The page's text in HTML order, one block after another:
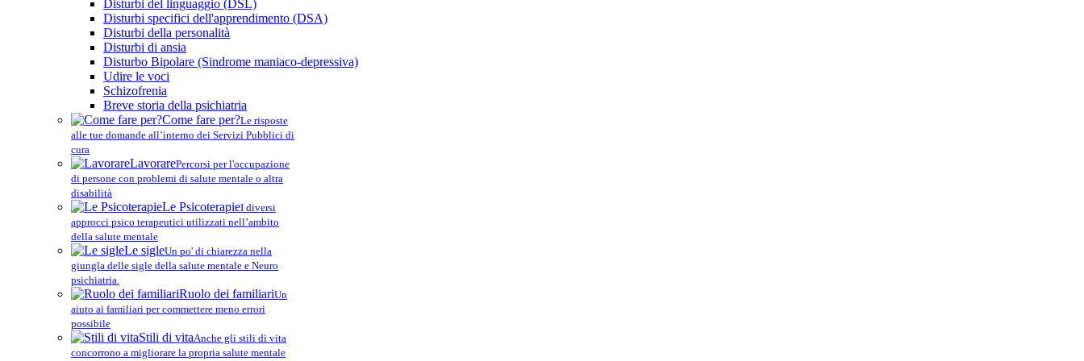
Disturbi del linguaggio (DSL)
Disturbi specifici dell'apprendimento (DSA)
Disturbi della personalità
Disturbi di ansia
Disturbo Bipolare (Sindrome maniaco-depressiva)
Udire le voci
Schizofrenia
Breve storia della psichiatria
Come fare per?Le risposte
alle tue domande all’interno dei Servizi Pubblici di
cura
LavorarePercorsi per l'occupazione
di persone con problemi di salute mentale o altra
disabilità
Le PsicoterapieI diversi
approcci psico terapeutici utilizzati nell’ambito
della salute mentale
Le sigleUn po' di chiarezza nella
giungla delle sigle della salute mentale e Neuro
psichiatria.
Ruolo dei familiariUn
aiuto ai familiari per commettere meno errori
possibile
Stili di vitaAnche gli stili di vita
concorrono a migliorare la propria salute mentale